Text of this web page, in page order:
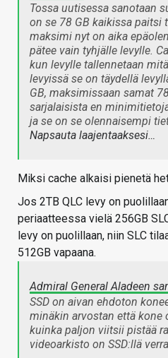
Tossa uutisessa sanotaan
on se 78 GB kaikissa paitsi
maksimi nyt on aika
pätee vain tyhjälle levylle.
kun levylle tallennetaan
levyissä se on täydellä
GB, maksimissaan samat
sarjalaisista en
ja se on se olennaisempi
Napsauta laajentaaksesi…
Miksi cache alkaisi pienetä
Jos 2TB QLC levy on
periaatteessa vielä 256GB
levy on puolillaan, niin SLC
512GB vapaana.
Admiral General Aladeen
SSD on aivan ehdoton
minäkin arvostan että kone
kuinka paljon viitsii pistää
videoarkisto on SSD:llä